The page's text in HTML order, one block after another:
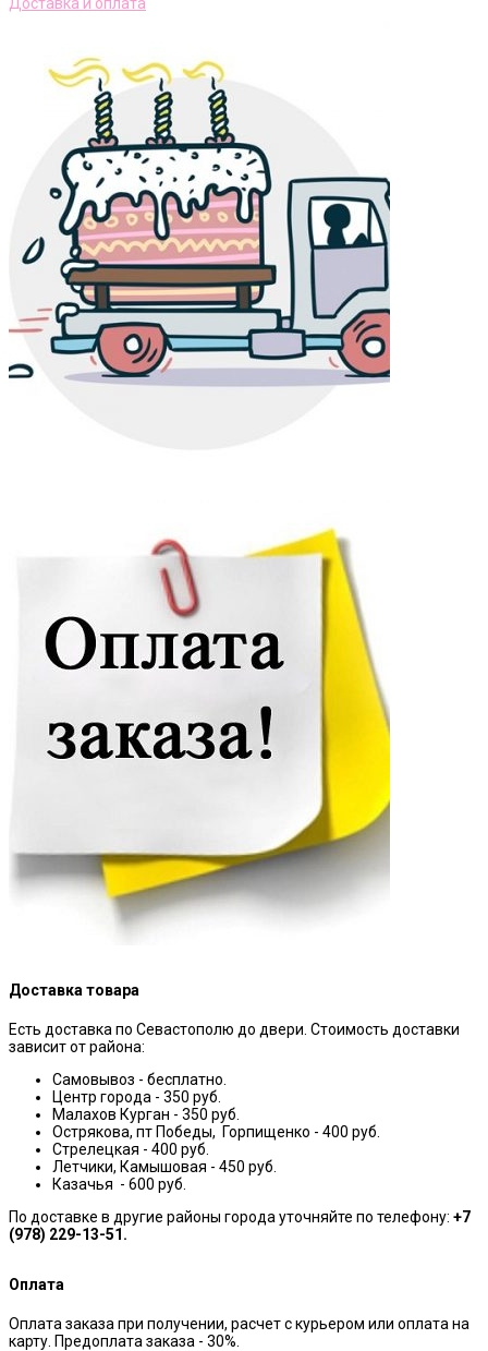
Доставка товара
Есть доставка по Севастополю до двери. Стоимость доставки
зависит от района:
Самовывоз - бесплатно.
Центр города - 350 руб.
Малахов Курган - 350 руб.
Острякова, пт Победы, Горпищенко - 400 руб.
Стрелецкая - 400 руб.
Летчики, Камышовая - 450 руб.
Казачья - 600 руб.
По доставке в другие районы города уточняйте по телефону: +7
(978) 229-13-51.
Оплата
Оплата заказа при получении, расчет с курьером или оплата на
карту. Предоплата заказа - 30%.